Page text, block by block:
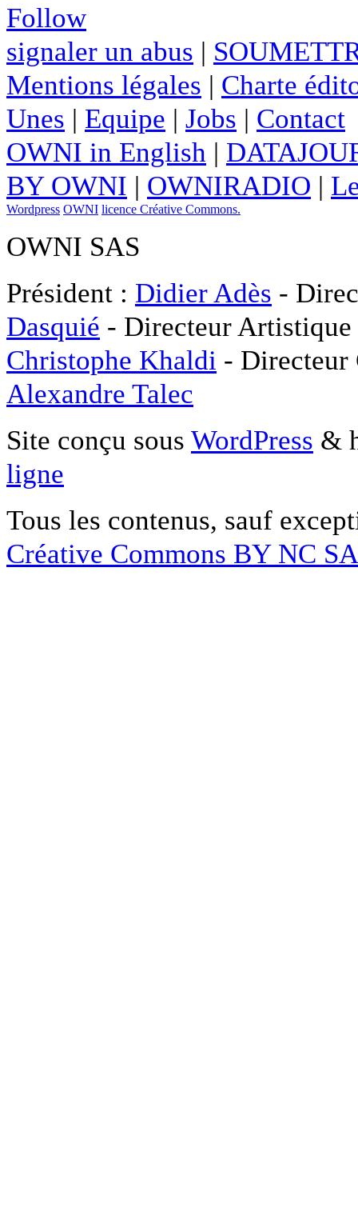
Follow
signaler un abus |
Mentions légales | Charte
Unes | Equipe | Jobs | Contact
OWNI in English |
BY OWNI | OWNIRADIO |
Wordpress OWNI licence Créative Commons.
OWNI SAS
Président : Didier Adès -
Dasquié - Directeur
Christophe Khaldi -
Alexandre Talec
Site conçu sous WordPress &
ligne
Tous les contenus, sauf
Créative Commons BY NC SA